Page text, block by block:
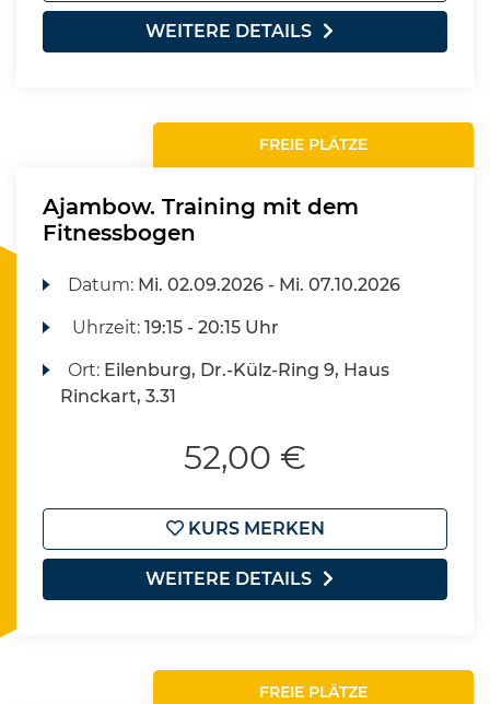
WEITERE DETAILS
FREIE PLÄTZE
Ajambow. Training mit dem
Fitnessbogen
Datum: Mi. 02.09.2026 - Mi. 07.10.2026
Uhrzeit:19:15 - 20:15 Uhr
Ort: Eilenburg, Dr.-Külz-Ring 9, Haus
Rinckart, 3.31
52,00 €
KURS MERKEN
WEITERE DETAILS
FREIE PLÄTZE